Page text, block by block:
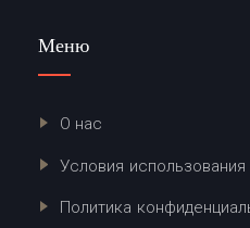
Меню
О нас
Условия использования
Политика